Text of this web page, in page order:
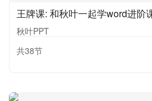
王牌课: 和秋叶一起学word进阶
秋叶PPT
共38节